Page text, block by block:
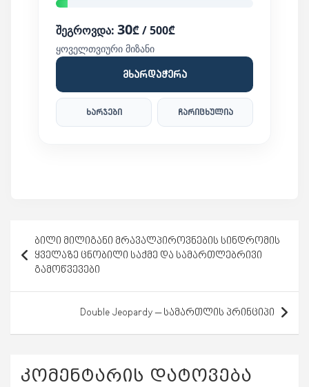
შეგროვდა: 30₾ / 500₾
ყოველთვიური მიზანი
ხარჯები ჩარიცხულია
მხარდაჭერა
პოსტის
ნავიგაცია
ბილი მილიგანი მრავალპიროვნების სინდრომის
ყველაზე ცნობილი საქმე და სამართლებრივი
გამოწვევები
Double Jeopardy – სამართლის პრინციპი
კომენტარის დატოვება